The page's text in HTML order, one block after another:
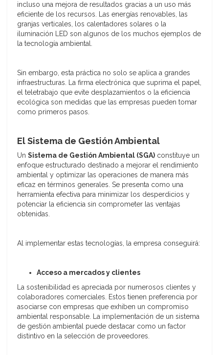
incluso una mejora de resultados gracias a un uso más
eficiente de los recursos. Las energías renovables, las
granjas verticales, los calentadores solares o la
iluminación LED son algunos de los muchos ejemplos de
la tecnología ambiental.
Sin embargo, esta práctica no solo se aplica a grandes
infraestructuras. La firma electrónica que suprima el papel,
el teletrabajo que evite desplazamientos o la eficiencia
ecológica son medidas que las empresas pueden tomar
como primeros pasos.
El Sistema de Gestión Ambiental
Un Sistema de Gestión Ambiental (SGA) constituye un
enfoque estructurado destinado a mejorar el rendimiento
ambiental y optimizar las operaciones de manera más
eficaz en términos generales. Se presenta como una
herramienta efectiva para minimizar los desperdicios y
potenciar la eficiencia sin comprometer las ventajas
obtenidas.
Al implementar estas tecnologías, la empresa conseguirá:
Acceso a mercados y clientes
La sostenibilidad es apreciada por numerosos clientes y
colaboradores comerciales. Estos tienen preferencia por
asociarse con empresas que exhiben un compromiso
ambiental responsable. La implementación de un sistema
de gestión ambiental puede destacar como un factor
distintivo en la selección de proveedores.